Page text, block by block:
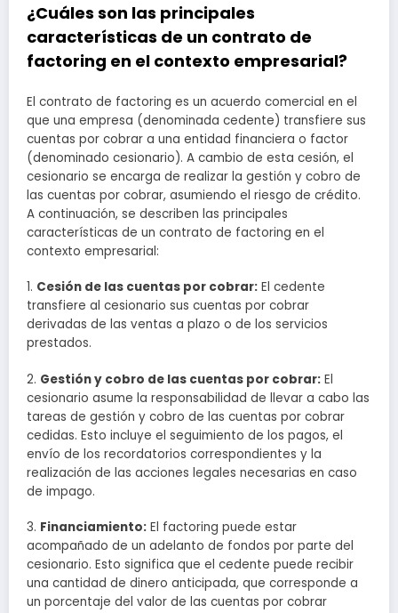
¿Cuáles son las principales
características de un contrato de
factoring en el contexto empresarial?
El contrato de factoring es un acuerdo comercial en el
que una empresa (denominada cedente) transfiere sus
cuentas por cobrar a una entidad financiera o factor
(denominado cesionario). A cambio de esta cesión, el
cesionario se encarga de realizar la gestión y cobro de
las cuentas por cobrar, asumiendo el riesgo de crédito.
A continuación, se describen las principales
características de un contrato de factoring en el
contexto empresarial:
1. Cesión de las cuentas por cobrar: El cedente
transfiere al cesionario sus cuentas por cobrar
derivadas de las ventas a plazo o de los servicios
prestados.
2. Gestión y cobro de las cuentas por cobrar: El
cesionario asume la responsabilidad de llevar a cabo las
tareas de gestión y cobro de las cuentas por cobrar
cedidas. Esto incluye el seguimiento de los pagos, el
envío de los recordatorios correspondientes y la
realización de las acciones legales necesarias en caso
de impago.
3. Financiamiento: El factoring puede estar
acompañado de un adelanto de fondos por parte del
cesionario. Esto significa que el cedente puede recibir
una cantidad de dinero anticipada, que corresponde a
un porcentaje del valor de las cuentas por cobrar